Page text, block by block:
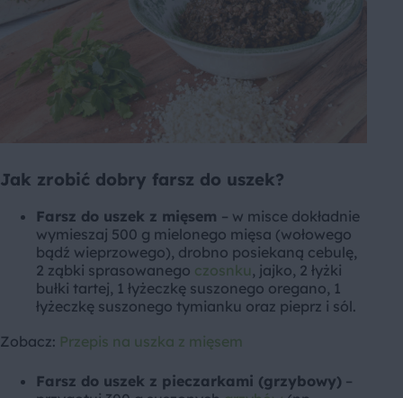
Jak zrobić dobry farsz do uszek?
Farsz do uszek z mięsem – w misce dokładnie
wymieszaj 500 g mielonego mięsa (wołowego
bądź wieprzowego), drobno posiekaną cebulę,
2 ząbki sprasowanego czosnku , jajko, 2 łyżki
bułki tartej, 1 łyżeczkę suszonego oregano, 1
łyżeczkę suszonego tymianku oraz pieprz i sól.
Zobacz: Przepis na uszka z mięsem
Farsz do uszek z pieczarkami (grzybowy) –